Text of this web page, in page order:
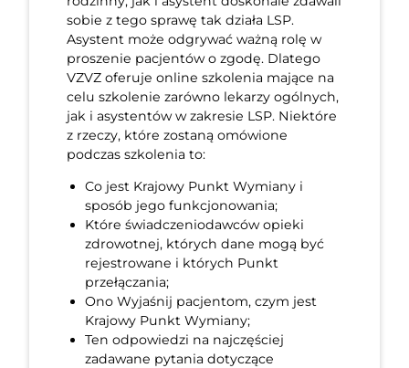
sobie z tego sprawę tak działa LSP.
Asystent może odgrywać ważną rolę w
proszenie pacjentów o zgodę. Dlatego
VZVZ oferuje online szkolenia mające na
celu szkolenie zarówno lekarzy ogólnych,
jak i asystentów w zakresie LSP. Niektóre
z rzeczy, które zostaną omówione
podczas szkolenia to:
Co jest Krajowy Punkt Wymiany i
sposób jego funkcjonowania;
Które świadczeniodawców opieki
zdrowotnej, których dane mogą być
rejestrowane i których Punkt
przełączania;
Ono Wyjaśnij pacjentom, czym jest
Krajowy Punkt Wymiany;
Ten odpowiedzi na najczęściej
zadawane pytania dotyczące